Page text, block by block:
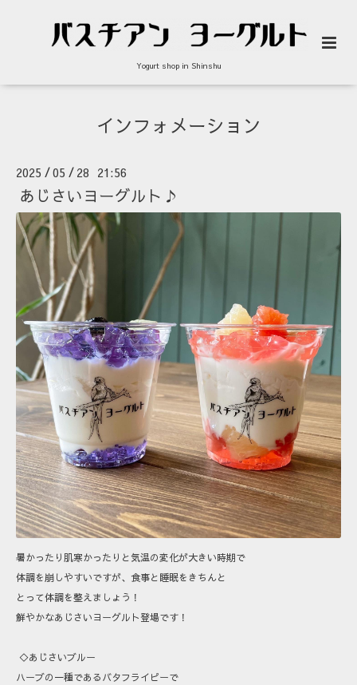
Yogurt shop in Shinshu
インフォメーション
2025 /05 / 28 21:56
あじさいヨーグルト♪
暑かったり肌寒かったりと気温の変化が大きい時期で
体調を崩しやすいですが、食事と睡眠をきちんと
とって体調を整えましょう！
鮮やかなあじさいヨーグルト登場です！
◇あじさいブルー
ハーブの一種であるバタフライピーで